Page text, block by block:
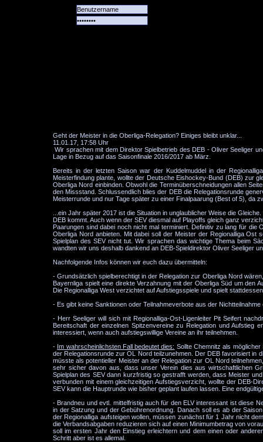
Geht der Meister in die Oberliga-Relegation? Einiges bleibt unklar...
11.01.17, 17:58 Uhr
Wir sprachen mit dem Direktor Spielbetrieb des DEB - Oliver Seeliger
Lage in Bezug auf das Saisonfinale 2016/2017 ab März.
Bereits in der letzten Saison war der Kuddelmuddel in der
Meisterfindung plante, wollte der Deutsche Eishockey-Bund (DEB) zur
Oberliga Nord einbinden. Obwohl die Terminüberschneidungen allen
den Missstand. Schlussendlich blies der DEB die Relegationsrunde
Meisterrunde und nur Tage später zu einer Finalpaarung (Best of 5),
...ein Jahr später 2017 ist die Situation in unglaublicher Weise die
DEB kommt. Auch wenn der SEV diesmal auf Playoffs gleich ganz
Paarungen sind dabei noch nicht mal terminiert. Definitiv zu lang für die
Oberliga Nord anbieten. Mit dabei soll der Meister der Regionalliga
Spielplan des SEV nicht tut. Wir sprachen das wichtige Thema beim
wandten wir uns deshalb dankend an DEB-Spieldirektor Oliver Seeliger
Nachfolgende Infos können wir euch dazu übermitteln:
- Grundsätzlich spielberechtigt in der Relegation zur Oberliga Nord
Bayernliga spielt eine direkte Verzahnung mit der Oberliga Süd um den
Die Regionalliga West verzichtet auf Aufstiegsspiele und spielt
- Es gibt keine Sanktionen oder Teilnahmeverbote aus der
- Herr Seeliger will sich mit Regionalliga-Ost-Ligenleiter Pit Seifert
Bereitschaft der einzelnen Spitzenvereine zu Relegation und Aufstieg
interessiert, wenn auch aufstiegswillige Vereine an ihr teilnehmen.
- Im wahrscheinlichsten Fall bedeutet dies: Sollte Chemnitz als
der Relegationsrunde zur OL Nord teilzunehmen. Der DEB favorisiert in
müsste als potentieller Meister an der Relegation zur OL Nord
sehr sicher davon aus, dass unser Verein dies aus wirtschaftlichen
Spielplan des SEV dann kurzfristig so gestrafft werden, dass Meister
verbunden mit einem gleichzeitigen Aufstiegsverzicht, wollte der DEB-
SEV kann die Hauptrunde wie bisher geplant laufen lassen. Eine
- Brandneu und evtl. mittelfristig auch für den ELV interessant ist diese
in der Satzung und der Gebührenordnung. Danach soll es ab der
der Regionalliga aufsteigen wollen, müssen zunächst für 1 Jahr nicht
die Verbandsabgaben reduzieren sich auf einen Minimumbetrag von
soll im ersten Jahr den Einstieg erleichtern und dem einen oder
Schritt aber ist es allemal.